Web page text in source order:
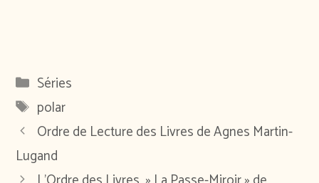
Catégories
Séries
Étiquettes
polar
Ordre de Lecture des Livres de Agnes Martin-
Lugand